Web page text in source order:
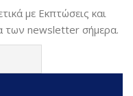
με Εκπτώσεις και
των newsletter σήμερα.